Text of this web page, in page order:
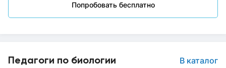
Попробовать бесплатно
Педагоги по биологии В каталог